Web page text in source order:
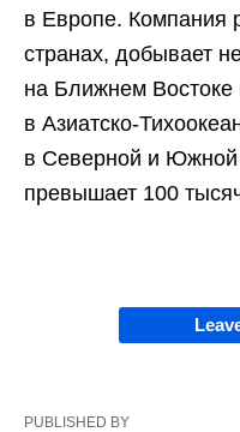
в Европе. Компания
странах, добывает
на Ближнем
в Азиатско-
в Северной и
превышает 100
PUBLISHED BY